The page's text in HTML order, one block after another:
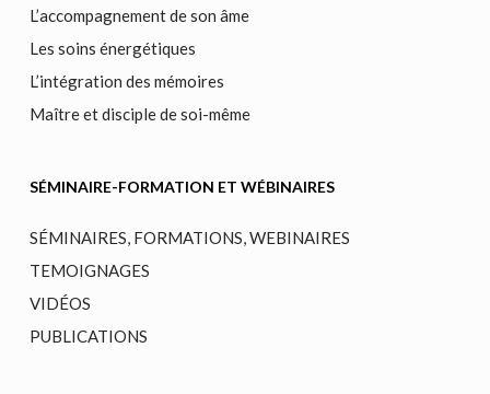
L’accompagnement de son âme
Les soins énergétiques
L’intégration des mémoires
Maître et disciple de soi-même
SÉMINAIRE-FORMATION ET WÉBINAIRES
SÉMINAIRES, FORMATIONS, WEBINAIRES
TEMOIGNAGES
VIDÉOS
PUBLICATIONS